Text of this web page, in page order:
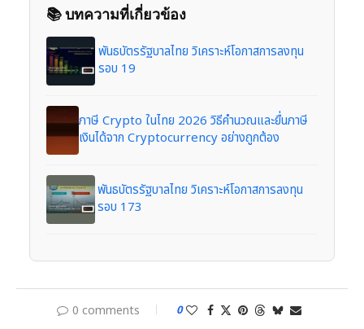
📚 บทความที่เกี่ยวข้อง
พันธบัตรรัฐบาลไทย วิเคราะห์โอกาสการลงทุน
รอบ 19
ภาษี Crypto ในไทย 2026 วิธีคำนวณและยื่นภาษี
เงินได้จาก Cryptocurrency อย่างถูกต้อง
พันธบัตรรัฐบาลไทย วิเคราะห์โอกาสการลงทุน
รอบ 173
0 comments 0